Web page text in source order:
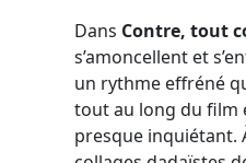
Dans Contre, tout
s’amoncellent et
un rythme effréné
tout au long du film
presque inquiétant.